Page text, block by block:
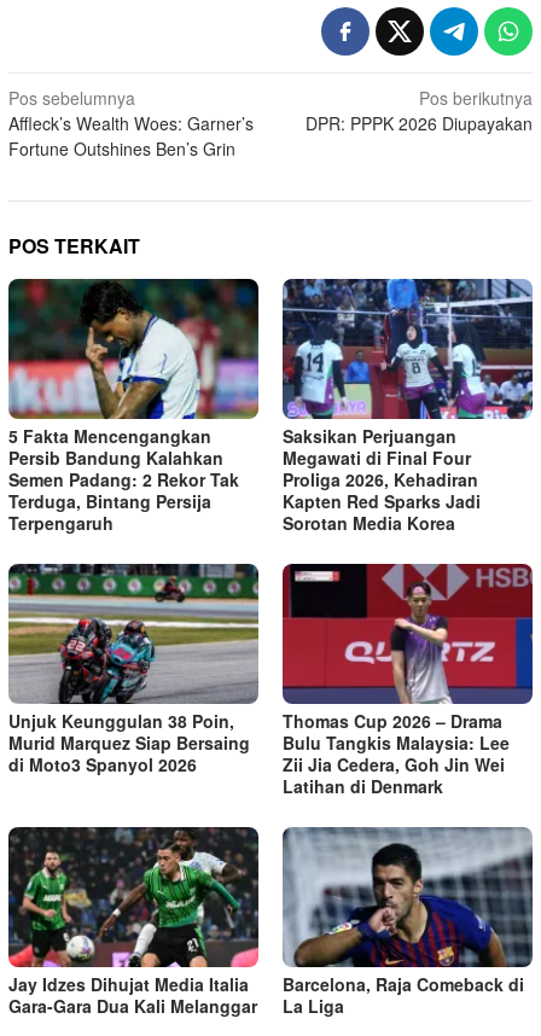
Navigasi
pos
Pos sebelumnya
Affleck’s Wealth Woes: Garner’s
Fortune Outshines Ben’s Grin
Pos berikutnya
DPR: PPPK 2026 Diupayakan
POS TERKAIT
5 Fakta Mencengangkan
Persib Bandung Kalahkan
Semen Padang: 2 Rekor Tak
Terduga, Bintang Persija
Terpengaruh
Saksikan Perjuangan
Megawati di Final Four
Proliga 2026, Kehadiran
Kapten Red Sparks Jadi
Sorotan Media Korea
Unjuk Keunggulan 38 Poin,
Murid Marquez Siap Bersaing
di Moto3 Spanyol 2026
Thomas Cup 2026 – Drama
Bulu Tangkis Malaysia: Lee
Zii Jia Cedera, Goh Jin Wei
Latihan di Denmark
Jay Idzes Dihujat Media Italia
Gara-Gara Dua Kali Melanggar
Barcelona, Raja Comeback di
La Liga